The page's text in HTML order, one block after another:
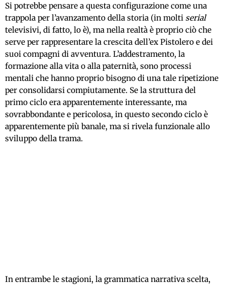
Si potrebbe pensare a questa configurazione come una
trappola per l’avanzamento della storia (in molti serial
televisivi, di fatto, lo è), ma nella realtà è proprio ciò che
serve per rappresentare la crescita dell’ex Pistolero e dei
suoi compagni di avventura. L’addestramento, la
formazione alla vita o alla paternità, sono processi
mentali che hanno proprio bisogno di una tale ripetizione
per consolidarsi compiutamente. Se la struttura del
primo ciclo era apparentemente interessante, ma
sovrabbondante e pericolosa, in questo secondo ciclo è
apparentemente più banale, ma si rivela funzionale allo
sviluppo della trama.
In entrambe le stagioni, la grammatica narrativa scelta,